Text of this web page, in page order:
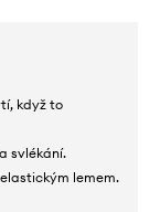
když to
svlékání.
lemem.